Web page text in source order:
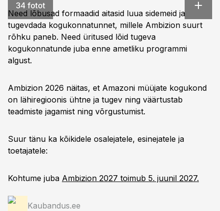
34 fotot
Need lõbusad formaadid aitasid luua sidemeid ja
tugevdada kogukonnatunnet, millele Ambizion suurt
rõhku paneb. Need üritused lõid tugeva
kogukonnatunde juba enne ametliku programmi
algust.
Ambizion 2026 näitas, et Amazoni müüjate kogukond
on lähiregioonis ühtne ja tugev ning väärtustab
teadmiste jagamist ning võrgustumist.
Suur tänu ka kõikidele osalejatele, esinejatele ja
toetajatele:
Kohtume juba Ambizion 2027 toimub 5. juunil 2027.
Kaubandus.ee